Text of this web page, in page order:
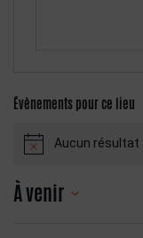
Évènements pour ce lieu
NoticeAucun résultat
À venir